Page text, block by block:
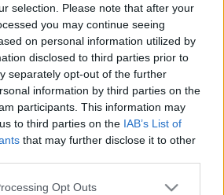
selection. Please note that after your
you may continue seeing
on personal information utilized by
disclosed to third parties prior to
separately opt-out of the further
information by third parties on the
participants. This information may
to third parties on the IAB’s List of
that may further disclose it to other
app uses one or more Google
Opt Outs
is használja ezt a gépet
szeretnéd, hogy az ilyen tartalmakhoz
hozzá, használj szűrőprogramot
afelnőtt tartalmakat közvetítő
megtekintési szabályaitis.
között - Interjú